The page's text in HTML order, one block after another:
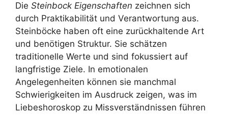
Die Steinbock Eigenschaften zeichnen sich
durch Praktikabilität und Verantwortung aus.
Steinböcke haben oft eine zurückhaltende Art
und benötigen Struktur. Sie schätzen
traditionelle Werte und sind fokussiert auf
langfristige Ziele. In emotionalen
Angelegenheiten können sie manchmal
Schwierigkeiten im Ausdruck zeigen, was im
Liebeshoroskop zu Missverständnissen führen